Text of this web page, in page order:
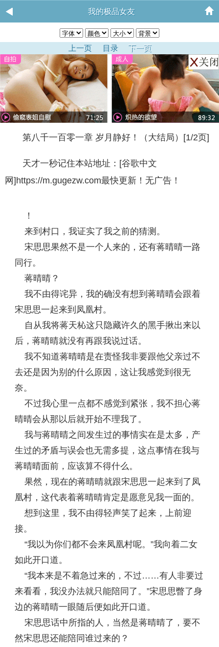
我的极品女友
上一页 目录 下一页
第八千一百零一章 岁月静好！（大结局）[1/2页]
天才一秒记住本站地址：[谷歌中文
网]https://m.gugezw.com最快更新！无广告！
！
来到村口，我证实了我之前的猜测。
宋思思果然不是一个人来的，还有蒋晴晴一路
同行。
蒋晴晴？
我不由得诧异，我的确没有想到蒋晴晴会跟着
宋思思一起来到凤凰村。
自从我将蒋天杺这只隐藏许久的黑手揪出来以
后，蒋晴晴就没有再跟我说过话。
我不知道蒋晴晴是在责怪我非要跟他父亲过不
去还是因为别的什么原因，这让我感觉到很无
奈。
不过我心里一点都不感觉到紧张，我不担心蒋
晴晴会从那以后就开始不理我了。
我与蒋晴晴之间发生过的事情实在是太多，产
生过的矛盾与误会也无需多提，这点事情在我与
蒋晴晴面前，应该算不得什么。
果然，现在的蒋晴晴就跟宋思思一起来到了凤
凰村，这代表着蒋晴晴肯定是愿意见我一面的。
想到这里，我不由得轻声笑了起来，上前迎
接。
“我以为你们都不会来凤凰村呢。”我向着二女
如此开口道。
“我本来是不着急过来的，不过……有人非要过
来看看，我没办法就只能陪同了。”宋思思瞥了身
边的蒋晴晴一眼随后便如此开口道。
宋思思话中所指的人，当然是蒋晴晴了，要不
然宋思思还能陪同谁过来的？